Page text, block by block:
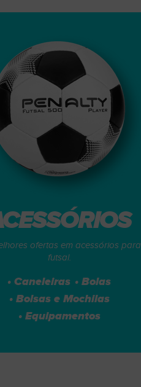
ofertas em acessórios para
futsal.
• Caneleiras • Bolas
• Bolsas e Mochilas
• Equipamentos